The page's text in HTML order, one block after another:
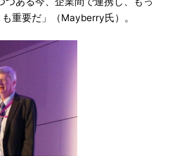
重要だ」（Mayberry氏）。